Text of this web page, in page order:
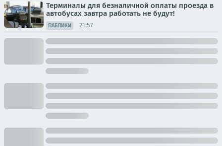
Терминалы для безналичной оплаты проезда в
автобусах завтра работать не будут!
ПАБЛИКИ 21:57